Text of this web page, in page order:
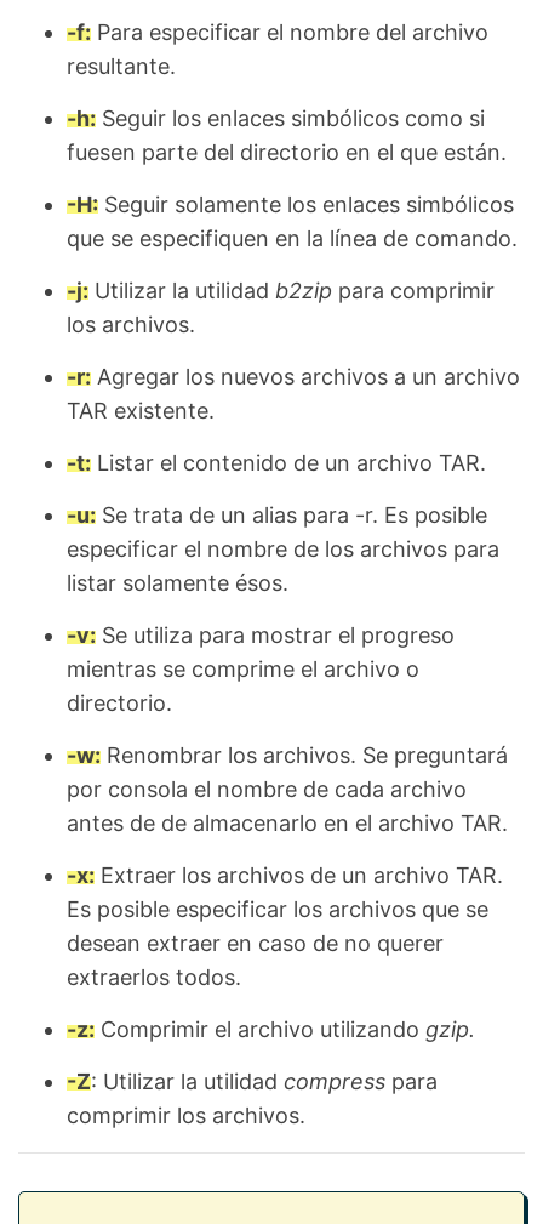
-f: Para especificar el nombre del archivo
resultante.
-h: Seguir los enlaces simbólicos como si
fuesen parte del directorio en el que están.
-H: Seguir solamente los enlaces simbólicos
que se especifiquen en la línea de comando.
-j: Utilizar la utilidad b2zip para comprimir
los archivos.
-r: Agregar los nuevos archivos a un archivo
TAR existente.
-t: Listar el contenido de un archivo TAR.
-u: Se trata de un alias para -r. Es posible
especificar el nombre de los archivos para
listar solamente ésos.
-v: Se utiliza para mostrar el progreso
mientras se comprime el archivo o
directorio.
-w: Renombrar los archivos. Se preguntará
por consola el nombre de cada archivo
antes de de almacenarlo en el archivo TAR.
-x: Extraer los archivos de un archivo TAR.
Es posible especificar los archivos que se
desean extraer en caso de no querer
extraerlos todos.
-z: Comprimir el archivo utilizando gzip.
-Z: Utilizar la utilidad compress para
comprimir los archivos.